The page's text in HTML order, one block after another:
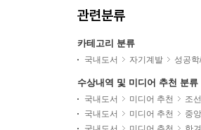
관련분류
카테고리 분류
국내도서 자기계발 성공학
수상내역 및 미디어 추천 분류
국내도서 미디어 추천
조
국내도서
미디어 추천
중